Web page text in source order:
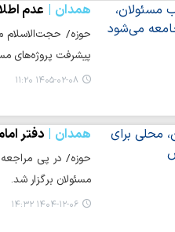
همدان عدم
حوزه/ حجت‌الاسلام
پیشرفت پروژه‌های
۱۴۰۵-۰۲-۰۸ ۱۱:۲۰
همدان دفتر
حوزه/ در پی
مسئولان برگزار شد.
۱۴۰۴-۱۲-۰۶ ۱۴:۳۲